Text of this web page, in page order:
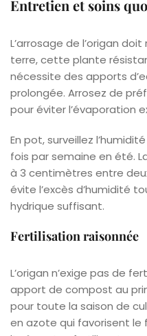
Entretien et soins
L’arrosage de l’origan
terre, cette plante
nécessite des apports
prolongée. Arrosez de
pour éviter l’évaporation
En pot, surveillez
fois par semaine en été.
à 3 centimètres entre
évite l’excès d’humidité
hydrique suffisant.
Fertilisation raisonnée
L’origan n’exige pas de
apport de compost au
pour toute la saison de
en azote qui favorisent